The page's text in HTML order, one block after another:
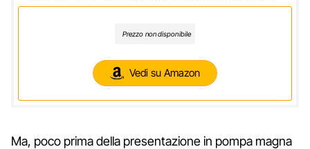
GB RAM, Tripla Fotocamera 48+16+12 MP, Nero
Prezzo non disponibile
Vedi su Amazon
Ma, poco prima della presentazione in pompa magna